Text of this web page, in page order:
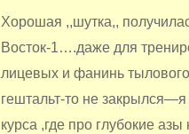
Хорошая ,,шутка,,
Восток-1….даже для
лицевых и фанинь
гештальт-то не
курса ,где про глубокие